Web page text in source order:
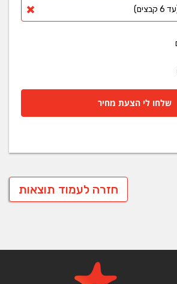
שלחו לי הצעת מחיר
חזרה לעמוד תוצאות